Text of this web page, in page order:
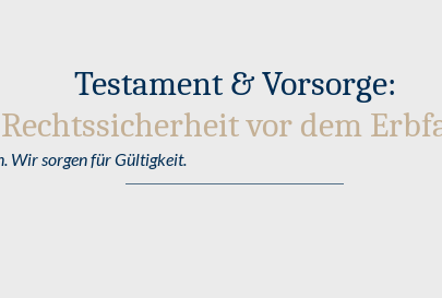
Testament & Vorsorge:
Rechtssicherheit vor dem
Wir sorgen für Gültigkeit.